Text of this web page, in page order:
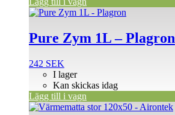
Pure Zym 1L – Plagron
242 SEK
I lager
Kan skickas idag
Lägg till i vagn